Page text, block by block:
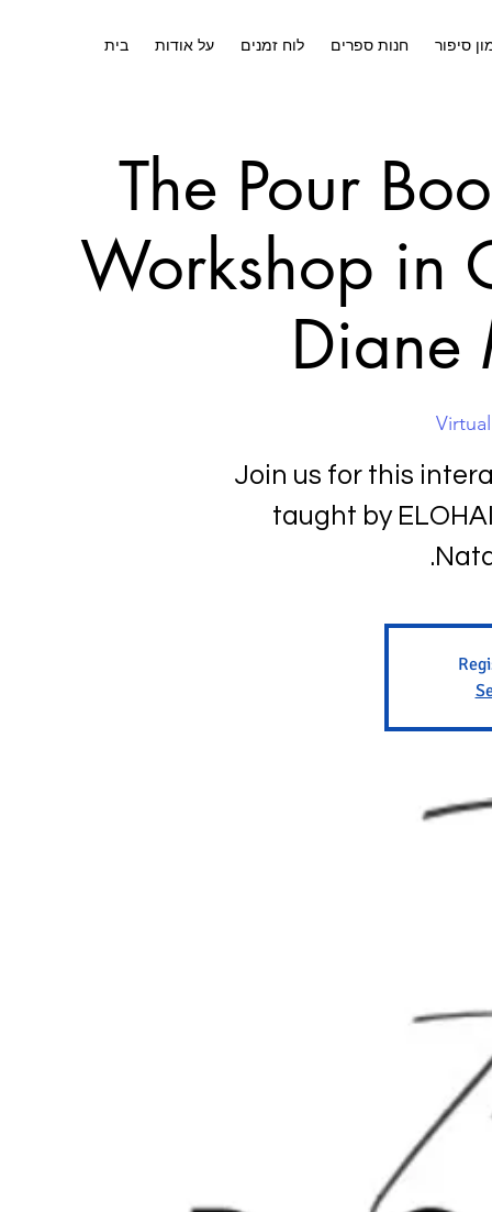
בית על אודות לוח זמנים חנות ספרים סיפור
The Pour
Workshop in
Diane
Virtual
Join us for this
taught by